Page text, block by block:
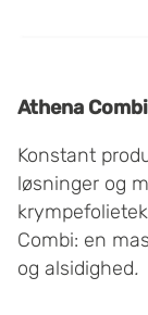
Athena
Konstant
løsninger og
Combi: en
og alsidighed.